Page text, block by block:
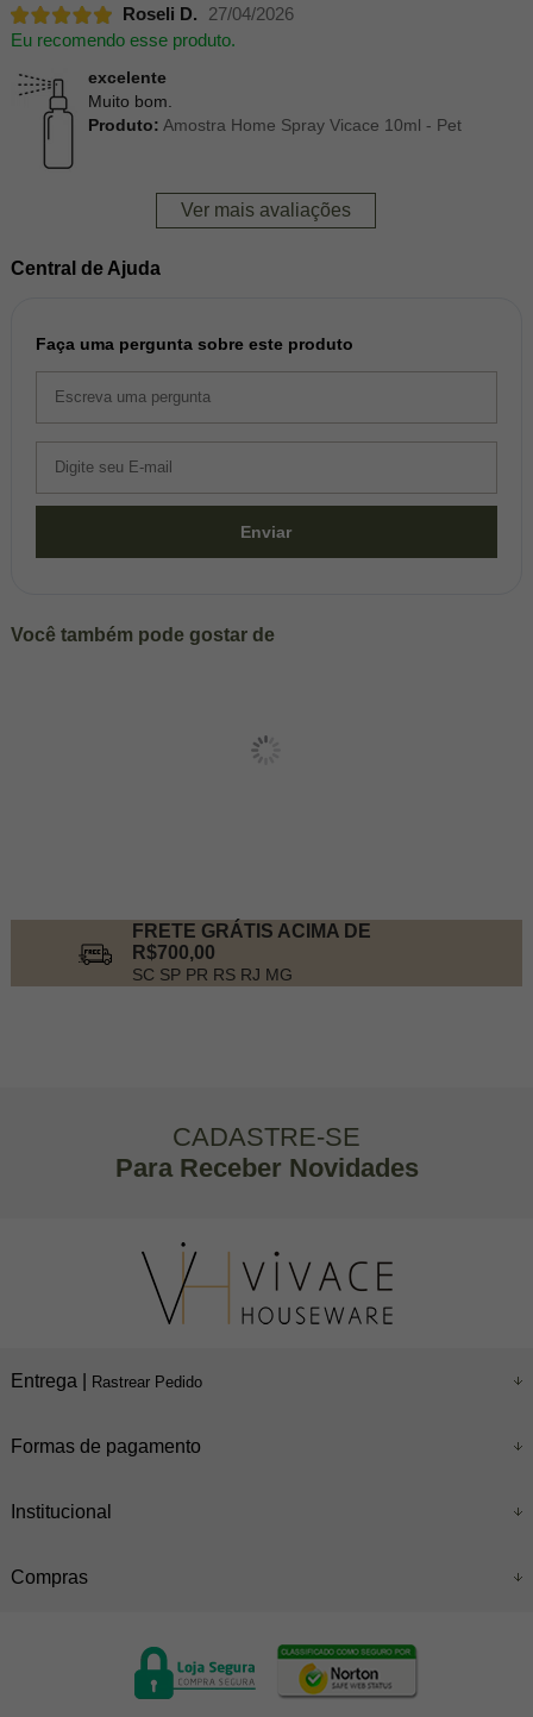
Roseli D.
27/04/2026
Eu recomendo esse produto.
excelente
Muito bom.
Produto: Amostra Home Spray Vicace 10ml - Pet
Ver mais avaliações
Central de Ajuda
Faça uma pergunta sobre este produto
Enviar
Você também pode gostar de
FRETE GRÁTIS ACIMA DE
R$700,00
SC SP PR RS RJ MG
CADASTRE-SE
Para Receber Novidades
Entrega | Rastrear Pedido
Formas de pagamento
Institucional
Compras